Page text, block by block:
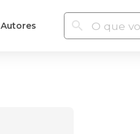
Autores